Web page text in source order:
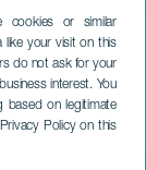
or similar
like your visit on this
do not ask for your
interest. You
based on legitimate
Policy on this